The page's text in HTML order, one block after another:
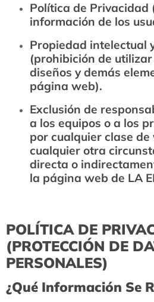
Política de Privacidad
información de los
Propiedad intelectual
(prohibición de
diseños y demás
página web).
Exclusión de
a los equipos o a los
por cualquier clase de
cualquier otra
directa o
la página web de LA
POLÍTICA DE
(PROTECCIÓN DE
PERSONALES)
¿Qué Información Se